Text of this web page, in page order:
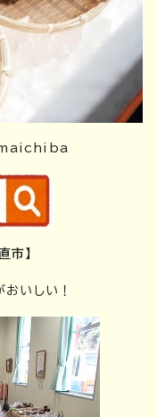
市】
おいしい！